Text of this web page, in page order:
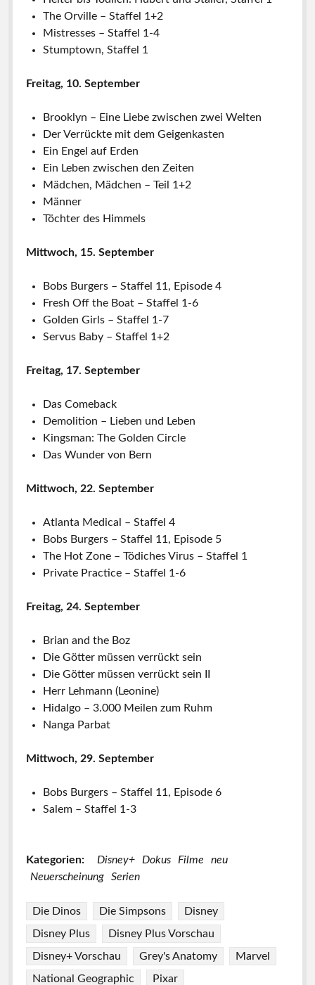
The Orville – Staffel 1+2
Mistresses – Staffel 1-4
Stumptown, Staffel 1
Freitag, 10. September
Brooklyn – Eine Liebe zwischen zwei Welten
Der Verrückte mit dem Geigenkasten
Ein Engel auf Erden
Ein Leben zwischen den Zeiten
Mädchen, Mädchen – Teil 1+2
Männer
Töchter des Himmels
Mittwoch, 15. September
Bobs Burgers – Staffel 11, Episode 4
Fresh Off the Boat – Staffel 1-6
Golden Girls – Staffel 1-7
Servus Baby – Staffel 1+2
Freitag, 17. September
Das Comeback
Demolition – Lieben und Leben
Kingsman: The Golden Circle
Das Wunder von Bern
Mittwoch, 22. September
Atlanta Medical – Staffel 4
Bobs Burgers – Staffel 11, Episode 5
The Hot Zone – Tödiches Virus – Staffel 1
Private Practice – Staffel 1-6
Freitag, 24. September
Brian and the Boz
Die Götter müssen verrückt sein
Die Götter müssen verrückt sein II
Herr Lehmann (Leonine)
Hidalgo – 3.000 Meilen zum Ruhm
Nanga Parbat
Mittwoch, 29. September
Bobs Burgers – Staffel 11, Episode 6
Salem – Staffel 1-3
Kategorien: Disney+ Dokus Filme
neu
Neuerscheinung
Serien
Die Dinos Die Simpsons
Disney
Disney Plus
Disney Plus Vorschau
Disney+ Vorschau
Grey's Anatomy
Marvel
National Geographic
Pixar